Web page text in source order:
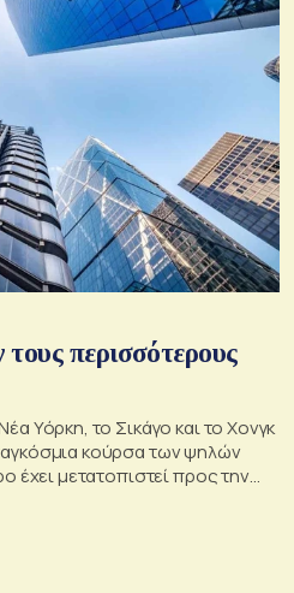
τους περισσότερους
Υόρκη, το Σικάγο και το Χονγκ
κούρσα των ψηλών
έχει μετατοπιστεί προς την